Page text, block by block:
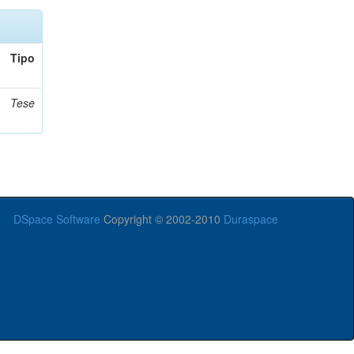
Tipo
Tese
DSpace Software Copyright © 2002-2010 Duraspace